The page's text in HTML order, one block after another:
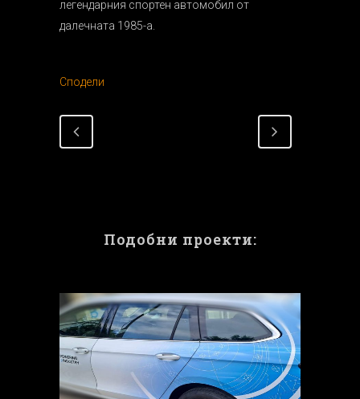
легендарния спортен автомобил от
далечната 1985-а.
Сподели
Подобни проекти: